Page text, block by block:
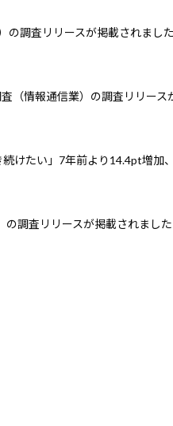
の調査リリースが掲載されました
（情報通信業）の調査リリース
けたい」7年前より14.4pt増加
の調査リリースが掲載されました